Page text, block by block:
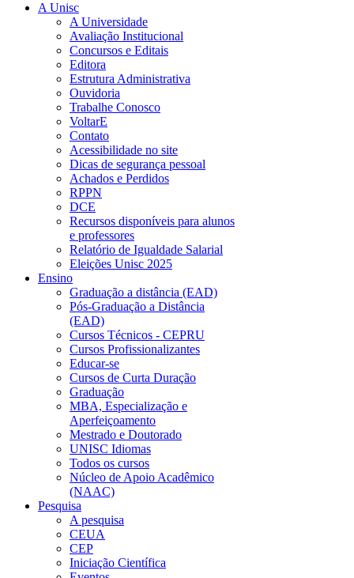
A Unisc
A Universidade
Avaliação Institucional
Concursos e Editais
Editora
Estrutura Administrativa
Ouvidoria
Trabalhe Conosco
VoltarE
Contato
Acessibilidade no site
Dicas de segurança pessoal
Achados e Perdidos
RPPN
DCE
Recursos disponíveis para alunos
e professores
Relatório de Igualdade Salarial
Eleições Unisc 2025
Ensino
Graduação a distância (EAD)
Pós-Graduação a Distância
(EAD)
Cursos Técnicos - CEPRU
Cursos Profissionalizantes
Educar-se
Cursos de Curta Duração
Graduação
MBA, Especialização e
Aperfeiçoamento
Mestrado e Doutorado
UNISC Idiomas
Todos os cursos
Núcleo de Apoio Acadêmico
(NAAC)
Pesquisa
A pesquisa
CEUA
CEP
Iniciação Científica